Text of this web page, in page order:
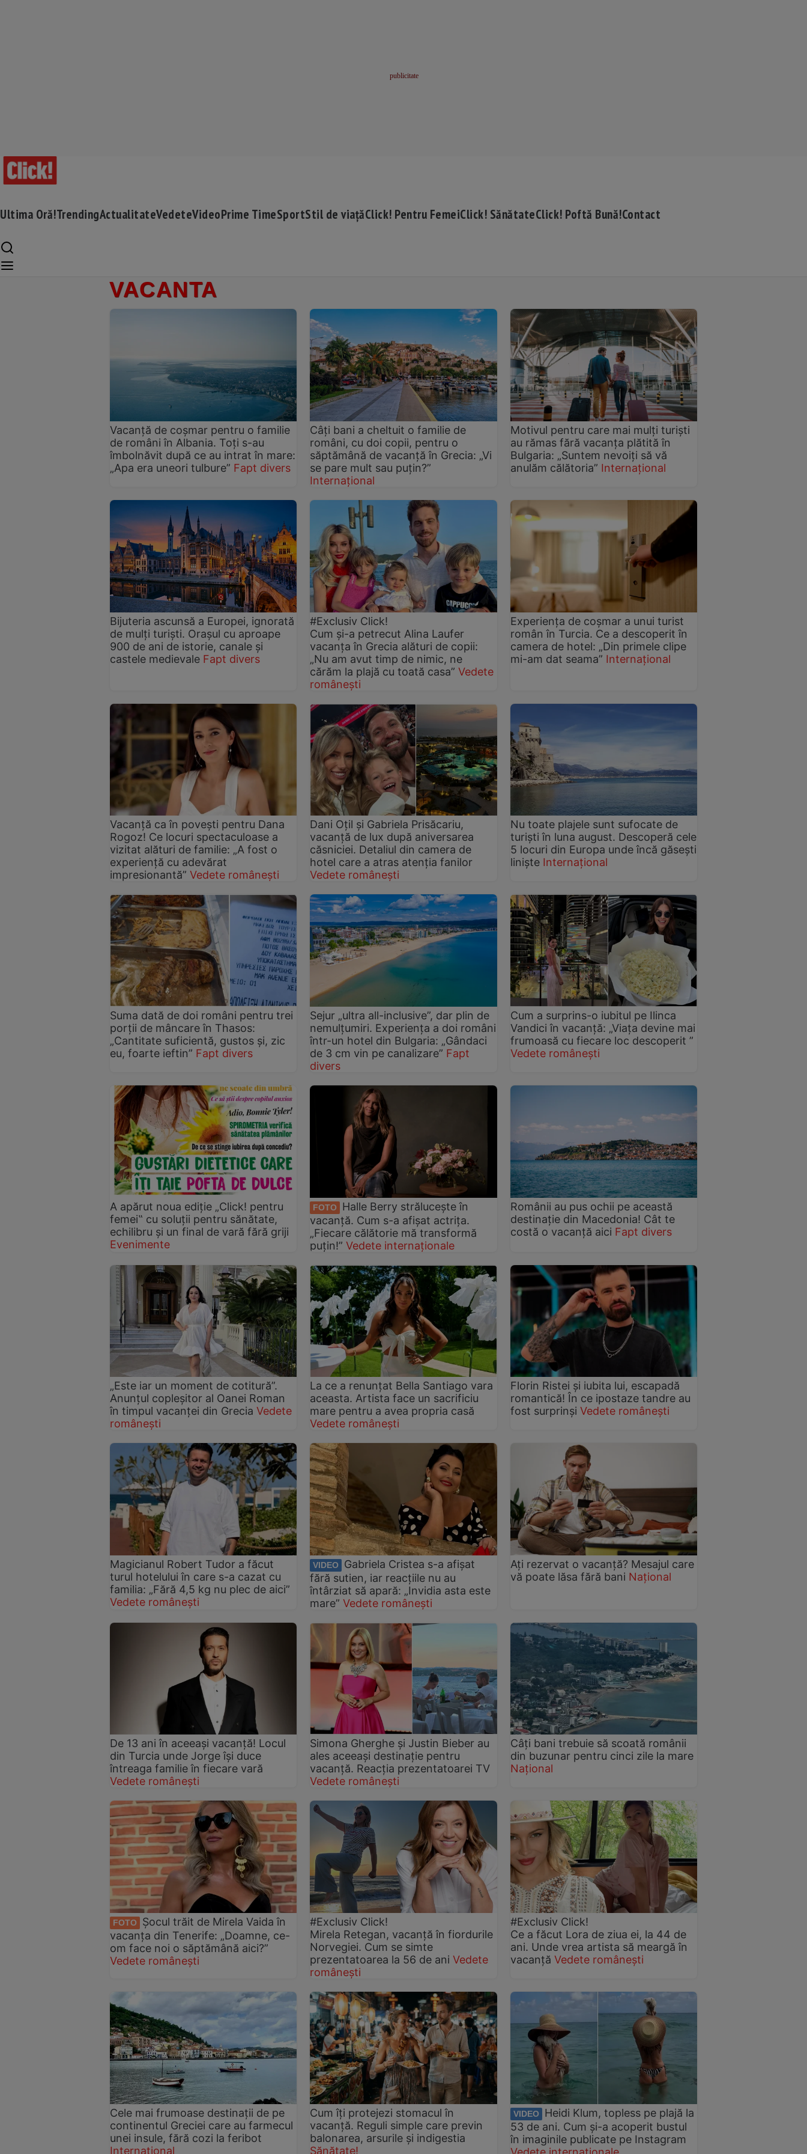
Ultima Oră!TrendingActualitateVedeteVideoPrime TimeSportStil de viațăClick! Pentru FemeiClick! SănătateClick! Poftă Bună!Contact
VACANTA
Vacanță de coșmar pentru o familie
de români în Albania. Toți s-au
îmbolnăvit după ce au intrat în mare:
„Apa era uneori tulbure” Fapt divers
Câți bani a cheltuit o familie de
români, cu doi copii, pentru o
săptămână de vacanță în Grecia: „Vi
se pare mult sau puțin?”
Internațional
Motivul pentru care mai mulți turiști
au rămas fără vacanța plătită în
Bulgaria: „Suntem nevoiți să vă
anulăm călătoria” Internațional
Bijuteria ascunsă a Europei, ignorată
de mulți turiști. Orașul cu aproape
900 de ani de istorie, canale și
castele medievale Fapt divers
#Exclusiv Click!
Cum și-a petrecut Alina Laufer
vacanța în Grecia alături de copii:
„Nu am avut timp de nimic, ne
cărăm la plajă cu toată casa”Vedete
românești
Experiența de coșmar a unui turist
român în Turcia. Ce a descoperit în
camera de hotel: „Din primele clipe
mi-am dat seama” Internațional
Vacanță ca în povești pentru Dana
Rogoz! Ce locuri spectaculoase a
vizitat alături de familie: „A fost o
experiență cu adevărat
impresionantă” Vedete românești
Dani Oțil și Gabriela Prisăcariu,
vacanță de lux după aniversarea
căsniciei. Detaliul din camera de
hotel care a atras atenția fanilor
Vedete românești
Nu toate plajele sunt sufocate de
turiști în luna august. Descoperă cele
5 locuri din Europa unde încă găsești
liniște Internațional
Suma dată de doi români pentru trei
porții de mâncare în Thasos:
„Cantitate suficientă, gustos și, zic
eu, foarte ieftin” Fapt divers
Sejur „ultra all-inclusive”, dar plin de
nemulțumiri. Experiența a doi români
într-un hotel din Bulgaria: „Gândaci
de 3 cm vin pe canalizare” Fapt
divers
Cum a surprins-o iubitul pe Ilinca
Vandici în vacanță: „Viața devine mai
frumoasă cu fiecare loc descoperit ”
Vedete românești
A apărut noua ediție „Click! pentru
femei‟ cu soluții pentru sănătate,
echilibru și un final de vară fără griji
Evenimente
FOTO
Halle Berry strălucește în
vacanță. Cum s-a afișat actrița.
„Fiecare călătorie mă transformă
puțin!” Vedete internaționale
Românii au pus ochii pe această
destinație din Macedonia! Cât te
costă o vacanță aici Fapt divers
„Este iar un moment de cotitură”.
Anunțul copleșitor al Oanei Roman
în timpul vacanței din Grecia Vedete
românești
La ce a renunțat Bella Santiago vara
aceasta. Artista face un sacrificiu
mare pentru a avea propria casă
Vedete românești
Florin Ristei și iubita lui, escapadă
romantică! În ce ipostaze tandre au
fost surprinși Vedete românești
Magicianul Robert Tudor a făcut
turul hotelului în care s-a cazat cu
familia: „Fără 4,5 kg nu plec de aici”
Vedete românești
VIDEO
Gabriela Cristea s-a afișat
fără sutien, iar reacțiile nu au
întârziat să apară: „Invidia asta este
mare” Vedete românești
Ați rezervat o vacanță? Mesajul care
vă poate lăsa fără bani Național
De 13 ani în aceeași vacanță! Locul
din Turcia unde Jorge își duce
întreaga familie în fiecare vară
Vedete românești
Simona Gherghe și Justin Bieber au
ales aceeași destinație pentru
vacanță. Reacția prezentatoarei TV
Vedete românești
Câți bani trebuie să scoată românii
din buzunar pentru cinci zile la mare
Național
FOTO
Șocul trăit de Mirela Vaida în
vacanța din Tenerife: „Doamne, ce-
om face noi o săptămână aici?”
Vedete românești
#Exclusiv Click!
Mirela Retegan, vacanță în fiordurile
Norvegiei. Cum se simte
prezentatoarea la 56 de ani Vedete
românești
#Exclusiv Click!
Ce a făcut Lora de ziua ei, la 44 de
ani. Unde vrea artista să meargă în
vacanță Vedete românești
Cele mai frumoase destinații de pe
continentul Greciei care au farmecul
unei insule, fără cozi la feribot
Internațional
Cum îți protejezi stomacul în
vacanță. Reguli simple care previn
balonarea, arsurile și indigestia
Sănătate!
VIDEO
Heidi Klum, topless pe plajă la
53 de ani. Cum și-a acoperit bustul
în imaginile publicate pe Instagram